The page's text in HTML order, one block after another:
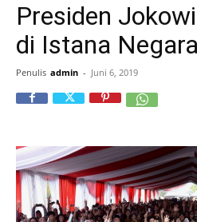
Presiden
di Istana Negara
Penulis admin - Juni 6, 2019